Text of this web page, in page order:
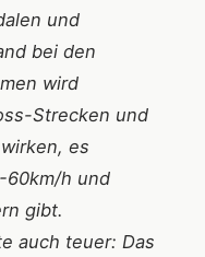
und
bei den
wird
Strecken und
es
60km/h und
gibt.
auch teuer: Das